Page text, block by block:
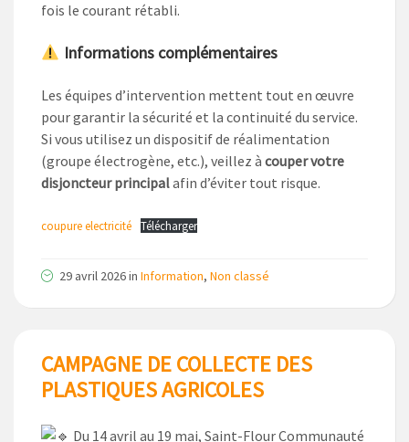
fois le courant rétabli.
Informations complémentaires
Les équipes d’intervention mettent tout en œuvre
pour garantir la sécurité et la continuité du service.
Si vous utilisez un dispositif de réalimentation
(groupe électrogène, etc.), veillez à couper votre
disjoncteur principalafin d’éviter tout risque.
coupure electricité Télécharger
29 avril 2026in Information, Non classé
CAMPAGNE DE COLLECTE DES
PLASTIQUES AGRICOLES
Du 14 avril au 19 mai, Saint-Flour Communauté